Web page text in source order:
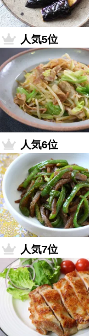
人気5位
人気6位
人気7位